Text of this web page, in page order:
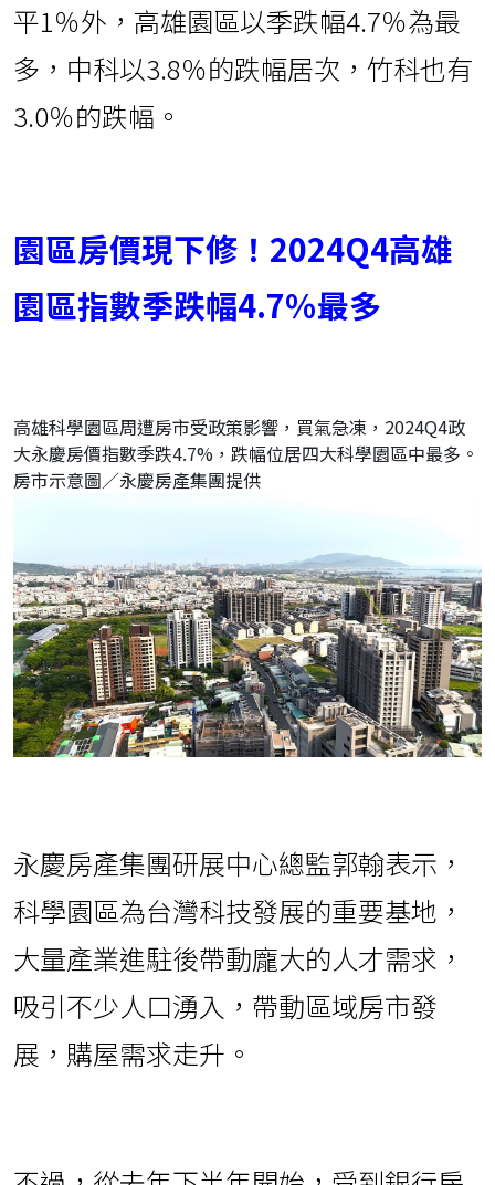
平1％外，高雄園區以季跌幅4.7％為最
多，中科以3.8％的跌幅居次，竹科也有
3.0％的跌幅。
園區房價現下修！2024Q4高雄
園區指數季跌幅4.7％最多
高雄科學園區周遭房市受政策影響，買氣急凍，2024Q4政
大永慶房價指數季跌4.7%，跌幅位居四大科學園區中最多。
房市示意圖／永慶房產集團提供
永慶房產集團研展中心總監郭翰表示，
科學園區為台灣科技發展的重要基地，
大量產業進駐後帶動龐大的人才需求，
吸引不少人口湧入，帶動區域房市發
展，購屋需求走升。